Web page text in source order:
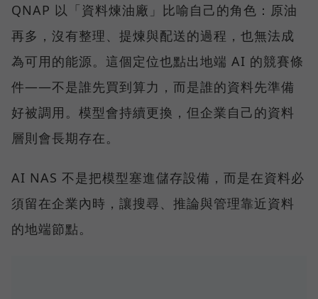
QNAP 以「資料煉油廠」比喻自己的角色：原油
再多，沒有整理、提煉與配送的過程，也無法成
為可用的能源。這個定位也點出地端 AI 的競賽條
件——不是誰先買到算力，而是誰的資料先準備
好被調用。模型會持續更換，但企業自己的資料
層則會長期存在。
AI NAS 不是把模型塞進儲存設備，而是在資料必
須留在企業內時，讓搜尋、推論與管理靠近資料
的地端節點。